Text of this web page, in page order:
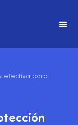
efectiva para